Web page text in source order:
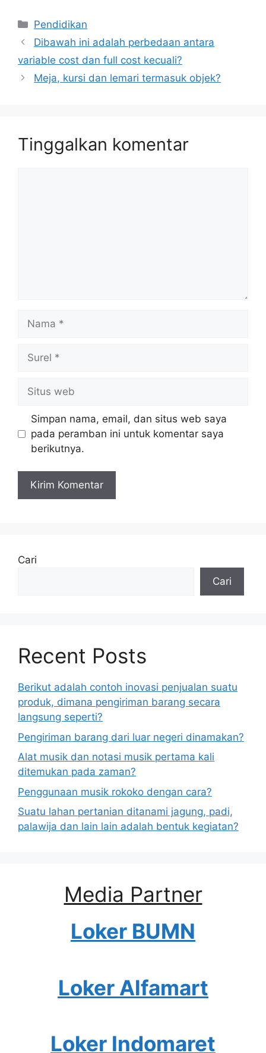
Kategori
Pendidikan
Dibawah ini adalah perbedaan antara
variable cost dan full cost kecuali?
Meja, kursi dan lemari termasuk objek?
Tinggalkan komentar
web
Simpan nama, email, dan situs web saya
pada peramban ini untuk komentar saya
berikutnya.
Cari
Cari
Recent Posts
Berikut adalah contoh inovasi penjualan suatu
produk, dimana pengiriman barang secara
langsung seperti?
Pengiriman barang dari luar negeri dinamakan?
Alat musik dan notasi musik pertama kali
ditemukan pada zaman?
Penggunaan musik rokoko dengan cara?
Suatu lahan pertanian ditanami jagung, padi,
palawija dan lain lain adalah bentuk kegiatan?
Media Partner
Loker BUMN
Loker Alfamart
Loker Indomaret